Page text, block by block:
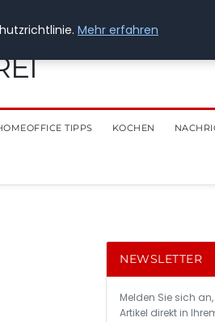
TIPPS KOCHEN
NEWSLETTER
Melden Sie sich
Artikel direkt in
Mehr erfahren